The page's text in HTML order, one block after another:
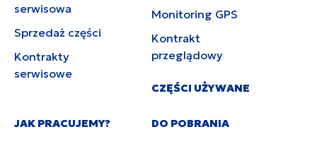
serwisowa
Sprzedaż części
Kontrakty
serwisowe
Monitoring GPS
Kontrakt
przeglądowy
CZĘŚCI UŻYWANE
JAK PRACUJEMY? DO POBRANIA